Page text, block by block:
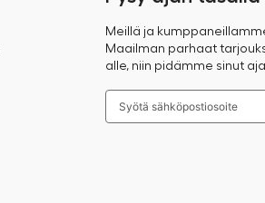
Meillä ja
Maailman parhaat
alle, niin pidämme sinut